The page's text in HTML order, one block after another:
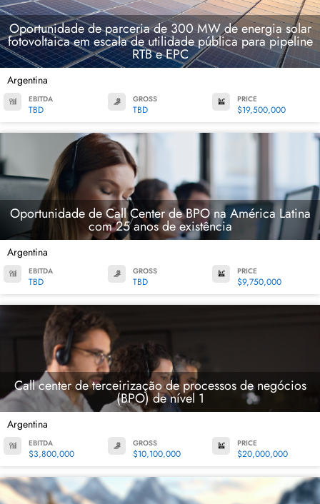
Oportunidade de parceria de 300 MW de energia solar
fotovoltaica em escala de utilidade pública para pipeline
RTB e EPC
Argentina
EBITDA
TBD
GROSS
TBD
PRICE
$19,500,000
Oportunidade de Call Center de BPO na América Latina
com 25 anos de existência
Argentina
EBITDA
TBD
GROSS
TBD
PRICE
$9,750,000
Call center de terceirização de processos de negócios
(BPO) de nível 1
Argentina
EBITDA
$3,800,000
GROSS
$10,100,000
PRICE
$20,000,000